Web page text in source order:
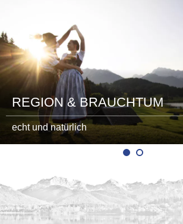
REGION & BRAUCHTUM
echt und natürlich